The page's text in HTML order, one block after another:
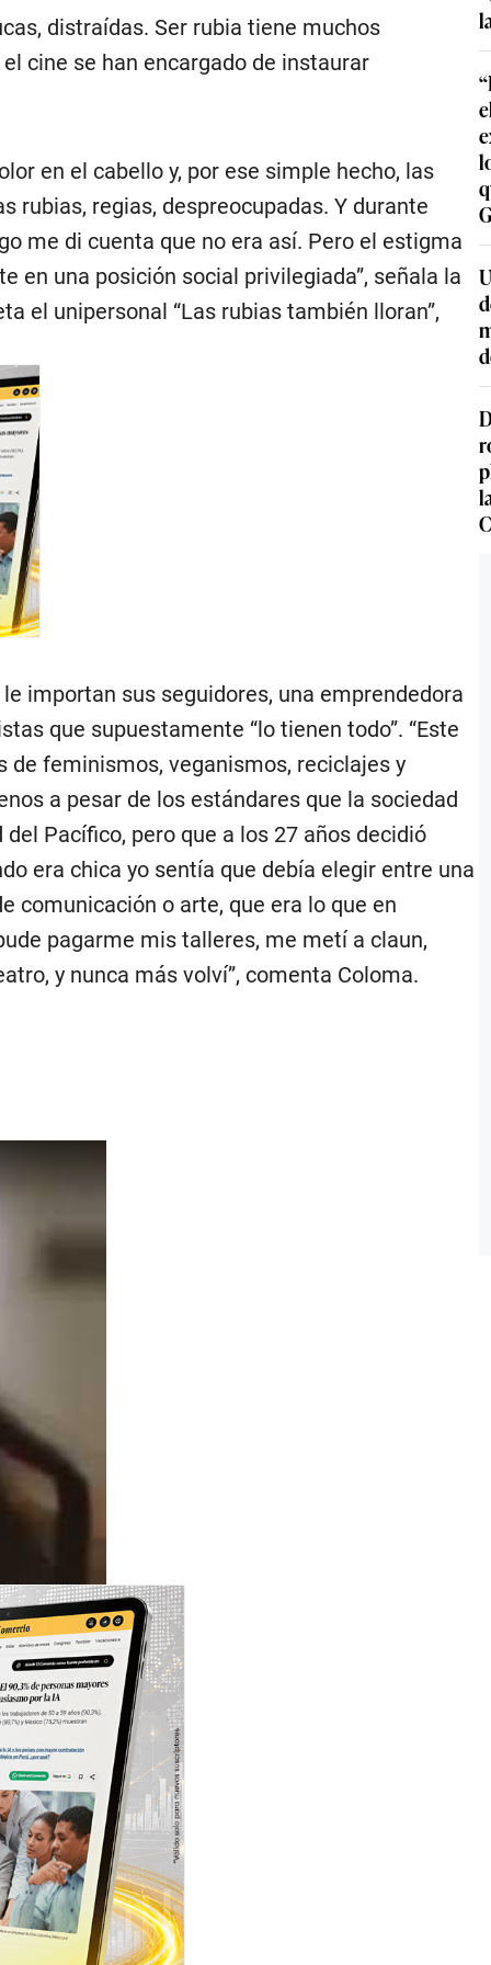
distraídas. Ser rubia tiene muchos
cine se han encargado de instaurar
en el cabello y, por ese simple hecho, las
rubias, regias, despreocupadas. Y durante
me di cuenta que no era así. Pero el estigma
en una posición social privilegiada”, señala la
el unipersonal “Las rubias también lloran”,
importan sus seguidores, una emprendedora
que supuestamente “lo tienen todo”. “Este
feminismos, veganismos, reciclajes y
a pesar de los estándares que la sociedad
Pacífico, pero que a los 27 años decidió
era chica yo sentía que debía elegir entre una
comunicación o arte, que era lo que en
pagarme mis talleres, me metí a claun,
y nunca más volví”, comenta Coloma.